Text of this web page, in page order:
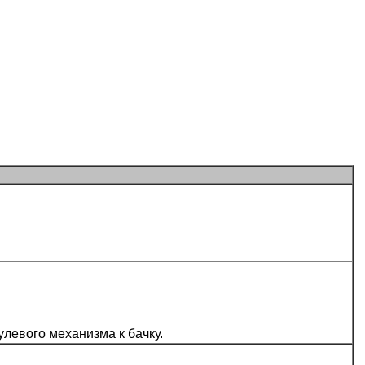
механизма к бачку.